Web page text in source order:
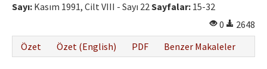
Sayı: Kasım 1991, Cilt VIII - Sayı 22Sayfalar: 15-32
0
2648
Özet
Özet (English) PDF Benzer Makaleler